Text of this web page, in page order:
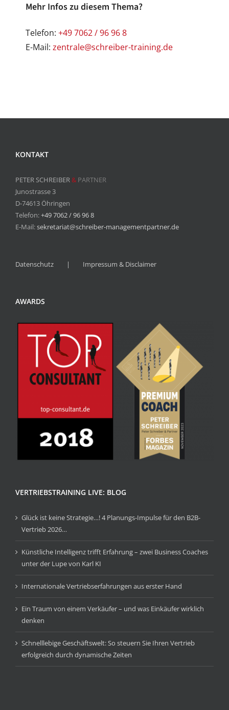
Mehr Infos zu diesem Thema?
Telefon: +49 7062 / 96 96 8
E-Mail: zentrale@schreiber-training.de
KONTAKT
PETER SCHREIBER& PARTNER
Junostrasse 3
D-74613 Öhringen
Telefon:+49 7062 / 96 96 8
E-Mail:sekretariat@schreiber-managementpartner.de
Datenschutz Impressum & Disclaimer
AWARDS
VERTRIEBSTRAINING LIVE: BLOG
Glück ist keine Strategie…! 4 Planungs-Impulse für den B2B-
Vertrieb 2026…
Künstliche Intelligenz trifft Erfahrung – zwei Business Coaches
unter der Lupe von Karl KI
Internationale Vertriebserfahrungen aus erster Hand
Ein Traum von einem Verkäufer – und was Einkäufer wirklich
denken
Schnelllebige Geschäftswelt: So steuern Sie Ihren Vertrieb
erfolgreich durch dynamische Zeiten